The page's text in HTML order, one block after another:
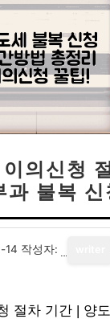
의신청
과 불복 신
14 작성자:
절차 기간 | 양